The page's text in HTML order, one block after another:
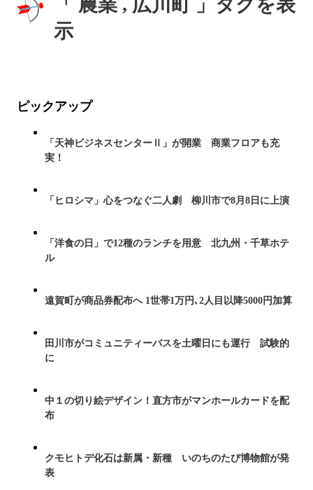
「 農業 , 広川町 」タグを表
示
ピックアップ
「天神ビジネスセンターⅡ」が開業 商業フロアも充
実！
「ヒロシマ」心をつなぐ二人劇 柳川市で8月8日に上演
「洋食の日」で12種のランチを用意 北九州・千草ホテ
ル
遠賀町が商品券配布へ 1世帯1万円､2人目以降5000円加算
田川市がコミュニティーバスを土曜日にも運行 試験的
に
中１の切り絵デザイン！直方市がマンホールカードを配
布
クモヒトデ化石は新属・新種 いのちのたび博物館が発
表